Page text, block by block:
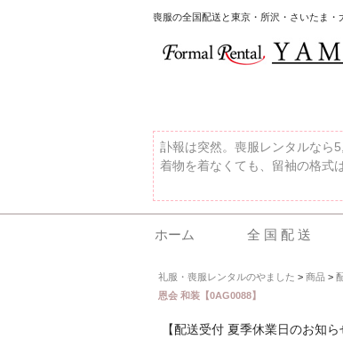
喪服の全国配送と東京・所沢・さいたま
訃報は突然。喪服レンタルなら
着物を着なくても、留袖の格式
ホーム 全 国 配 送
礼服・喪服レンタルのやました > 商品>
恩会 和装【0AG0088】
【配送受付 夏季休業日のお知ら